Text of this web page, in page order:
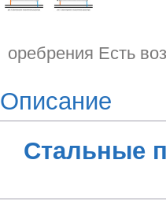
оребрения Есть
Описание
Стальные